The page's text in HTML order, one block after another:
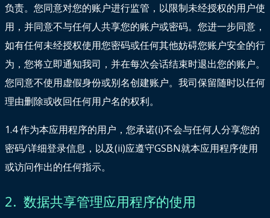
负责。您同意对您的账户进行监管，以限制未经授权的用户使
用，并同意不与任何人共享您的账户或密码。您进一步同意，
如有任何未经授权使用您密码或任何其他妨碍您账户安全的行
为，您将立即通知我司，并在每次会话结束时退出您的账户。
您同意不使用虚假身份或别名创建账户。我司保留随时以任何
理由删除或收回任何用户名的权利。
1.4 作为本应用程序的用户，您承诺(i)不会与任何人分享您的
密码/详细登录信息，以及(ii)应遵守GSBN就本应用程序使用
或访问作出的任何指示。
2. 数据共享管理应用程序的使用